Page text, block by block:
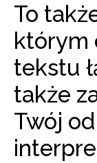
To
którym
tekstu
także
Twój